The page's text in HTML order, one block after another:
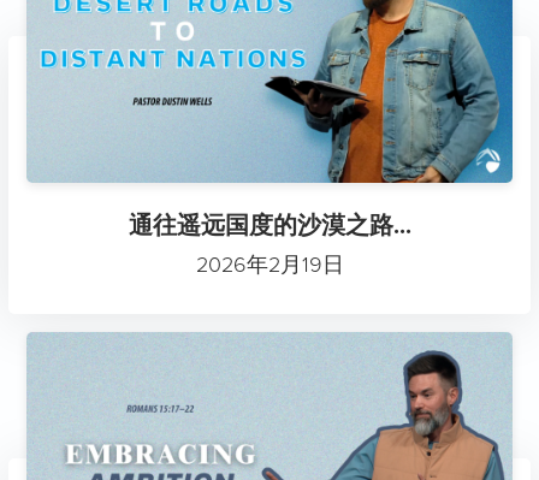
通往遥远国度的沙漠之路...
2026年2月19日